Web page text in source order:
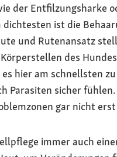
der Entfilzungsharke
ist die
und Rutenansatz
des
es hier am schnellsten
Parasiten sicher
gar nicht
immer auch